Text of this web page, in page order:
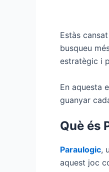
Estàs
busqueu
estratègic i
En aquesta
guanyar
Què és
Paraulogic,
aquest joc